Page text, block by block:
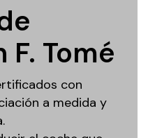
Tomé
con
a medida y